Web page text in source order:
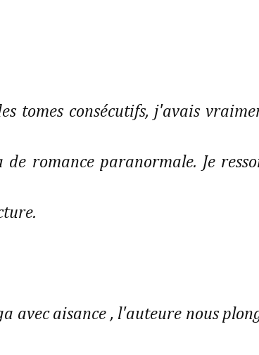
tomes consécutifs, j'avais
romance paranormale. Je
avec aisance , l'auteure nous